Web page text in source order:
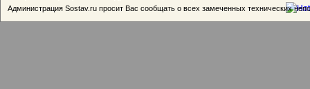
Администрация Sostav.ru просит Вас сообщать о всех замеченных технических